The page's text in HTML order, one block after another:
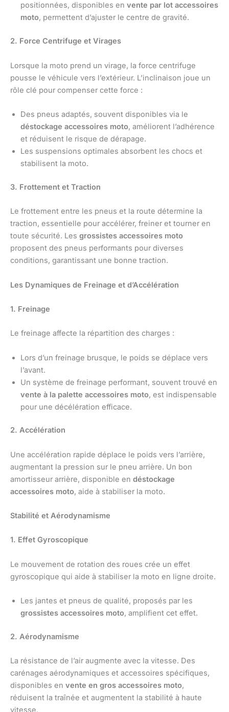
positionnées, disponibles en vente par lot accessoires
moto, permettent d’ajuster le centre de gravité.
2. Force Centrifuge et Virages
Lorsque la moto prend un virage, la force centrifuge
pousse le véhicule vers l’extérieur. L’inclinaison joue un
rôle clé pour compenser cette force :
Des pneus adaptés, souvent disponibles via le
déstockage accessoires moto, améliorent l’adhérence
et réduisent le risque de dérapage.
Les suspensions optimales absorbent les chocs et
stabilisent la moto.
3. Frottement et Traction
Le frottement entre les pneus et la route détermine la
traction, essentielle pour accélérer, freiner et tourner en
toute sécurité. Les grossistes accessoires moto
proposent des pneus performants pour diverses
conditions, garantissant une bonne traction.
Les Dynamiques de Freinage et d’Accélération
1. Freinage
Le freinage affecte la répartition des charges :
Lors d’un freinage brusque, le poids se déplace vers
l’avant.
Un système de freinage performant, souvent trouvé en
vente à la palette accessoires moto, est indispensable
pour une décélération efficace.
2. Accélération
Une accélération rapide déplace le poids vers l’arrière,
augmentant la pression sur le pneu arrière. Un bon
amortisseur arrière, disponible en déstockage
accessoires moto, aide à stabiliser la moto.
Stabilité et Aérodynamisme
1. Effet Gyroscopique
Le mouvement de rotation des roues crée un effet
gyroscopique qui aide à stabiliser la moto en ligne droite.
Les jantes et pneus de qualité, proposés par les
grossistes accessoires moto, amplifient cet effet.
2. Aérodynamisme
La résistance de l’air augmente avec la vitesse. Des
carénages aérodynamiques et accessoires spécifiques,
disponibles en vente en gros accessoires moto,
réduisent la traînée et augmentent la stabilité à haute
vitesse.